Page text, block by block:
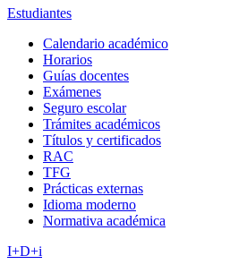
Estudiantes
Calendario académico
Horarios
Guías docentes
Exámenes
Seguro escolar
Trámites académicos
Títulos y certificados
RAC
TFG
Prácticas externas
Idioma moderno
Normativa académica
I+D+i